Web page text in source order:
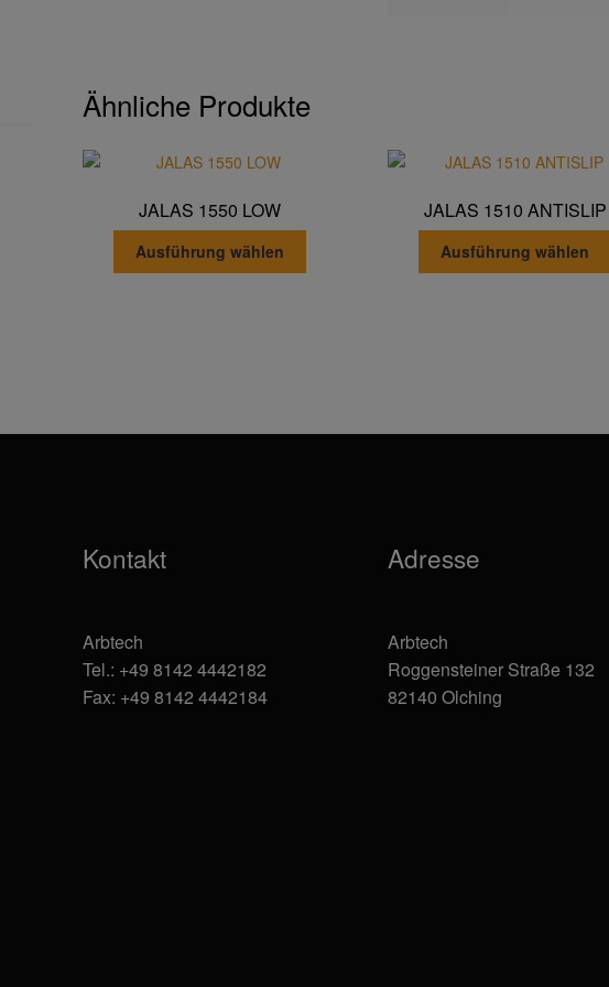
Ähnliche Produkte
JALAS 1550 LOW
Ausführung wählen
können
JALAS 1510 ANTISLIP
Ausführung wählen
Kontakt
Arbtech
Tel.: +49 8142 4442182
Fax: +49 8142 4442184
Adresse
Arbtech
Roggensteiner Straße 132
82140 Olching